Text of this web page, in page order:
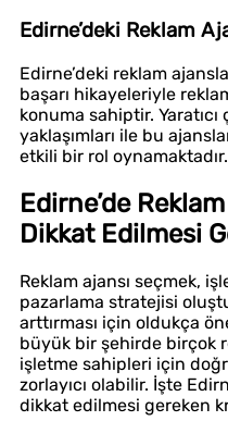
Edirne’deki Reklam
Edirne’deki reklam
başarı hikayeleriyle
konuma sahiptir.
yaklaşımları ile bu
etkili bir rol oynamaktadır.
Edirne’de
Dikkat Edilmesi
Reklam ajansı seçmek,
pazarlama stratejisi
arttırması için oldukça
büyük bir şehirde birçok
işletme sahipleri için
zorlayıcı olabilir. İşte
dikkat edilmesi gereken